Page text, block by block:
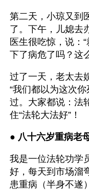
第二天，小琼又到
了。下午，儿媳去
医生很吃惊，说：
下了病危了吗？这
过了一天，老太去
“我们都以为这次
过。大家都说：法
住“法轮大法好”！
● 八十六岁重病老
我是一位法轮功学
好，每天到市场溜
患重病（半身不遂